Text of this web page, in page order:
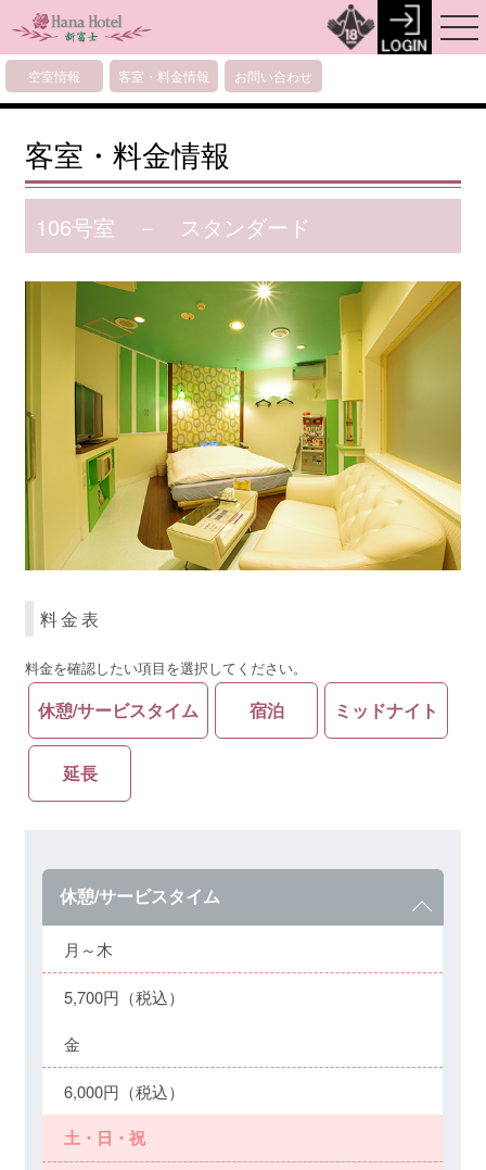
空室情報 客室・料金情報 お問い合わせ
客室・料金情報
106号室 － スタンダード
料金表
料金を確認したい項目を選択してください。
休憩/サービスタイム 宿泊 ミッドナイト
延長
休憩/サービスタイム
月～木
5,700円（税込）
金
6,000円（税込）
土・日・祝